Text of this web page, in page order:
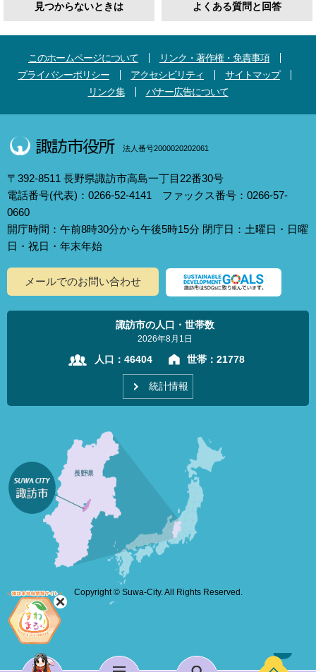
見つからないときは よくある質問と回答
このホームページについて
リンク・著作権・免責事項
プライバシーポリシー
アクセシビリティ
サイトマップ
リンク集
バナー広告について
法人番号2000020202061
〒392-8511 長野県諏訪市高島一丁目22番30号
電話番号(代表)：0266-52-4141 ファックス番号：0266-57-
0660
開庁時間：午前8時30分から午後5時15分 閉庁日：土曜日・日曜
日・祝日・年末年始
メールでのお問い合わせ
諏訪市の人口・世帯数
2026年8月1日
人口： 46404 世帯： 21778
統計情報
Copyright © Suwa-City. All Rights Reserved.